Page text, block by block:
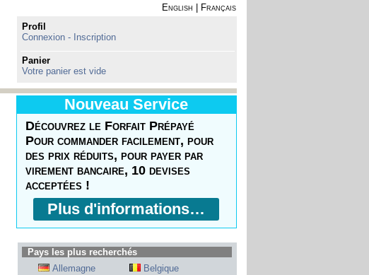
English
Français
Profil
Connexion - Inscription
Panier
Votre panier est vide
Nouveau Service
Découvrez le Forfait Prépayé
Pour commander facilement, pour
des prix réduits, pour payer par
virement bancaire, 10 devises
acceptées !
Plus d'informations…
Pays les plus recherchés
Allemagne
Belgique